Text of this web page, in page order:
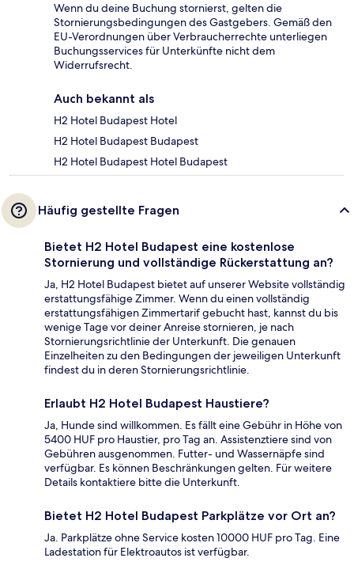
Wenn du deine Buchung stornierst, gelten die
Stornierungsbedingungen des Gastgebers. Gemäß den
EU-Verordnungen über Verbraucherrechte unterliegen
Buchungsservices für Unterkünfte nicht dem
Widerrufsrecht.
Auch bekannt als
H2 Hotel Budapest Hotel
H2 Hotel Budapest Budapest
H2 Hotel Budapest Hotel Budapest
Häufig gestellte Fragen
Bietet H2 Hotel Budapest eine kostenlose
Stornierung und vollständige Rückerstattung an?
Ja, H2 Hotel Budapest bietet auf unserer Website vollständig
erstattungsfähige Zimmer. Wenn du einen vollständig
erstattungsfähigen Zimmertarif gebucht hast, kannst du bis
wenige Tage vor deiner Anreise stornieren, je nach
Stornierungsrichtlinie der Unterkunft. Die genauen
Einzelheiten zu den Bedingungen der jeweiligen Unterkunft
findest du in deren Stornierungsrichtlinie.
Erlaubt H2 Hotel Budapest Haustiere?
Ja, Hunde sind willkommen. Es fällt eine Gebühr in Höhe von
5400 HUF pro Haustier, pro Tag an. Assistenztiere sind von
Gebühren ausgenommen. Futter- und Wassernäpfe sind
verfügbar. Es können Beschränkungen gelten. Für weitere
Details kontaktiere bitte die Unterkunft.
Bietet H2 Hotel Budapest Parkplätze vor Ort an?
Ja. Parkplätze ohne Service kosten 10000 HUF pro Tag. Eine
Ladestation für Elektroautos ist verfügbar.